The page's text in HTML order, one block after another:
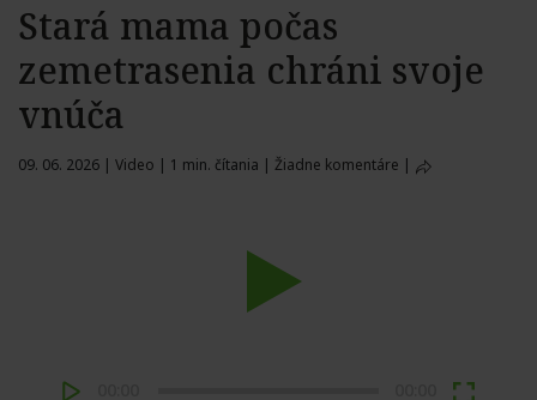
Stará mama počas
zemetrasenia chráni svoje
vnúča
09. 06. 2026 | Video | 1 min. čítania | Žiadne komentáre |